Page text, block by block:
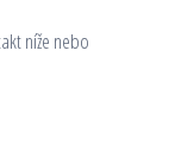
níže nebo